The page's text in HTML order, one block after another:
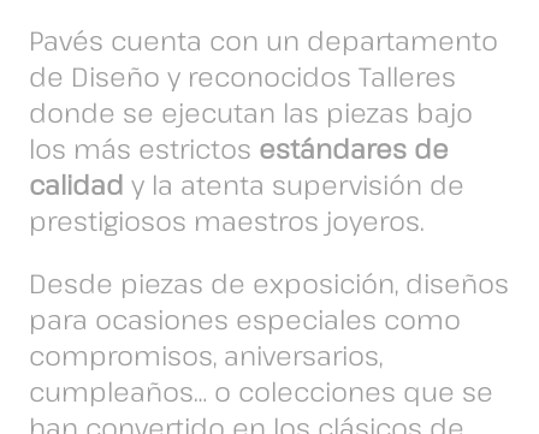
Pavés cuenta con un departamento
de Diseño y reconocidos Talleres
donde se ejecutan las piezas bajo
los más estrictos estándares de
calidad y la atenta supervisión de
prestigiosos maestros joyeros.
Desde piezas de exposición, diseños
para ocasiones especiales como
compromisos, aniversarios,
cumpleaños… o colecciones que se
han convertido en los clásicos de